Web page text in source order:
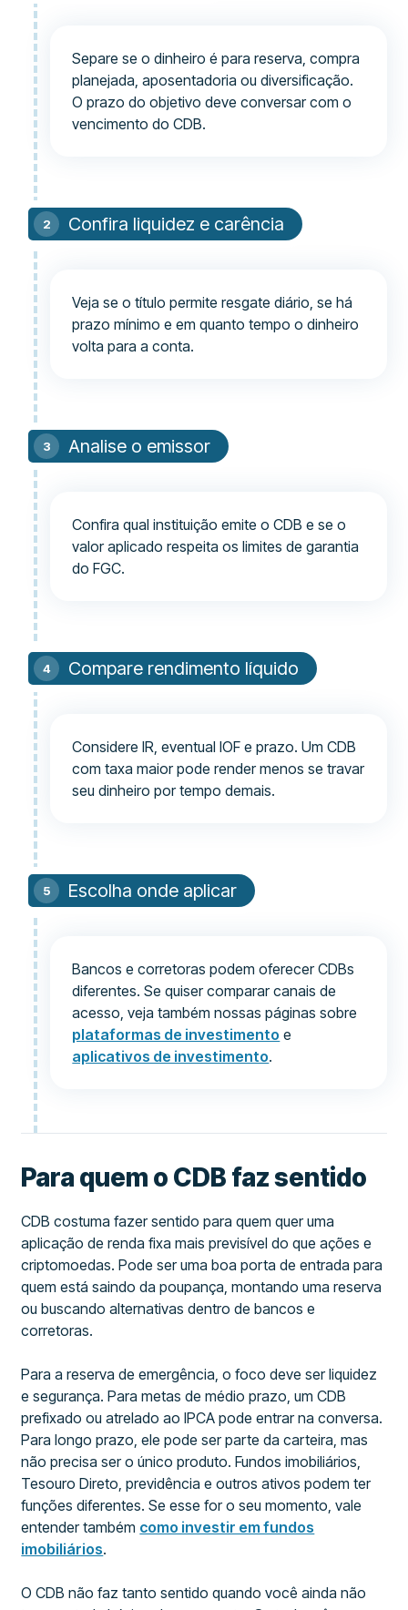
Separe se o dinheiro é para reserva, compra
planejada, aposentadoria ou diversificação.
O prazo do objetivo deve conversar com o
vencimento do CDB.
Confira liquidez e carência
Veja se o título permite resgate diário, se há
prazo mínimo e em quanto tempo o dinheiro
volta para a conta.
Analise o emissor
Confira qual instituição emite o CDB e se o
valor aplicado respeita os limites de garantia
do FGC.
Compare rendimento líquido
Considere IR, eventual IOF e prazo. Um CDB
com taxa maior pode render menos se travar
seu dinheiro por tempo demais.
Escolha onde aplicar
Bancos e corretoras podem oferecer CDBs
diferentes. Se quiser comparar canais de
acesso, veja também nossas páginas sobre
plataformas de investimento e
aplicativos de investimento.
Para quem o CDB faz sentido
CDB costuma fazer sentido para quem quer uma
aplicação de renda fixa mais previsível do que ações e
criptomoedas. Pode ser uma boa porta de entrada para
quem está saindo da poupança, montando uma reserva
ou buscando alternativas dentro de bancos e
corretoras.
Para a reserva de emergência, o foco deve ser liquidez
e segurança. Para metas de médio prazo, um CDB
prefixado ou atrelado ao IPCA pode entrar na conversa.
Para longo prazo, ele pode ser parte da carteira, mas
não precisa ser o único produto. Fundos imobiliários,
Tesouro Direto, previdência e outros ativos podem ter
funções diferentes. Se esse for o seu momento, vale
entender também como investir em fundos
imobiliários.
O CDB não faz tanto sentido quando você ainda não